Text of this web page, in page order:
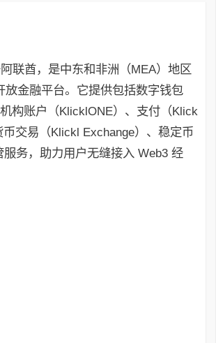
联酋，是中东和非洲（MEA）地区
放金融平台。它提供包括数字钱包
机构账户（KlicklONE）、支付（Klick
交易（Klickl Exchange）、稳定币
务，助力用户无缝接入 Web3 经